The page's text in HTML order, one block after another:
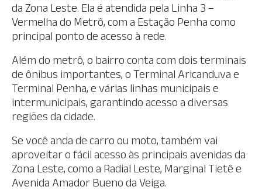
da Zona Leste. Ela é atendida pela Linha 3 –
Vermelha do Metrô, com a Estação Penha como
principal ponto de acesso à rede.
Além do metrô, o bairro conta com dois terminais
de ônibus importantes, o Terminal Aricanduva e
Terminal Penha, e várias linhas municipais e
intermunicipais, garantindo acesso a diversas
regiões da cidade.
Se você anda de carro ou moto, também vai
aproveitar o fácil acesso às principais avenidas da
Zona Leste, como a Radial Leste, Marginal Tietê e
Avenida Amador Bueno da Veiga.